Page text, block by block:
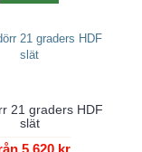
21 graders HDF
slät
5 620 kr